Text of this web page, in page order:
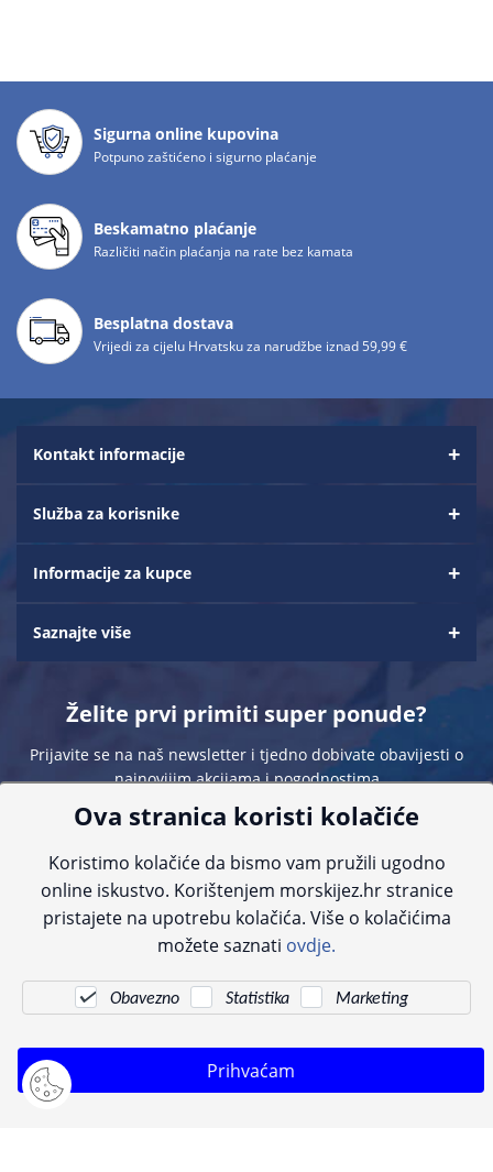
Sigurna online kupovina
Potpuno zaštićeno i sigurno plaćanje
Beskamatno plaćanje
Različiti način plaćanja na rate bez kamata
Besplatna dostava
Vrijedi za cijelu Hrvatsku za narudžbe iznad 59,99 €
Kontakt informacije
Služba za korisnike
Informacije za kupce
Saznajte više
Želite prvi primiti super ponude?
Prijavite se na naš newsletter i tjedno dobivate obavijesti o
najnovijim akcijama i pogodnostima
Sve navedene cijene sadrže PDV. Pokušavamo osigurati što preciznije
informacije, ali zbog tehnoloških ograničenja ne možemo garantirati potpunu
kontaktirajte nas putem telefona:+385 23 231 761ili e-maila:info@morskijez.hr
Ova stranica koristi kolačiće
Koristimo kolačiće da bismo vam pružili ugodno
online iskustvo. Korištenjem morskijez.hr stranice
pristajete na upotrebu kolačića. Više o kolačićima
možete saznati ovdje.
Obavezno Statistika Marketing
Prihvaćam